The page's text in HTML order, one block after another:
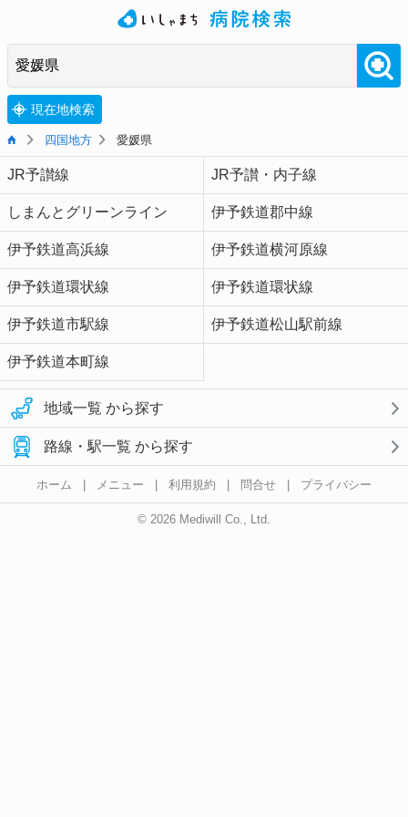
現在地検索
四国地方 愛媛県
JR予讃線 JR予讃・内子線
しまんとグリーンライン 伊予鉄道郡中線
伊予鉄道高浜線 伊予鉄道横河原線
伊予鉄道環状線 伊予鉄道環状線
伊予鉄道市駅線 伊予鉄道松山駅前線
伊予鉄道本町線
地域一覧 から探す
路線・駅一覧 から探す
ホーム | メニュー | 利用規約 | 問合せ | プライバシー
© 2026 Mediwill Co., Ltd.